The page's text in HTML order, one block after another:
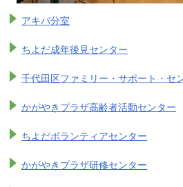
アキバ分室
ちよだ成年後見センター
千代田区ファミリー・サポート・セ
かがやきプラザ高齢者活動センター
ちよだボランティアセンター
かがやきプラザ研修センター